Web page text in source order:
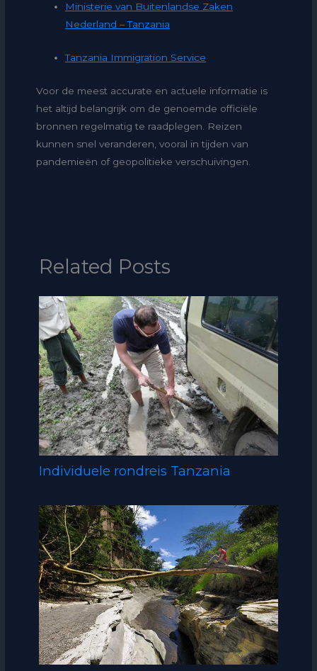
Ministerie van Buitenlandse Zaken
Nederland – Tanzania
Tanzania Immigration Service
Voor de meest accurate en actuele informatie is
het altijd belangrijk om de genoemde officiële
bronnen regelmatig te raadplegen. Reizen
kunnen snel veranderen, vooral in tijden van
pandemieën of geopolitieke verschuivingen.
Related Posts
Individuele rondreis Tanzania